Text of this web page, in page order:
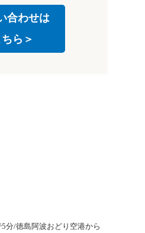
合わせは
ちら＞
分/徳島阿波おどり空港から